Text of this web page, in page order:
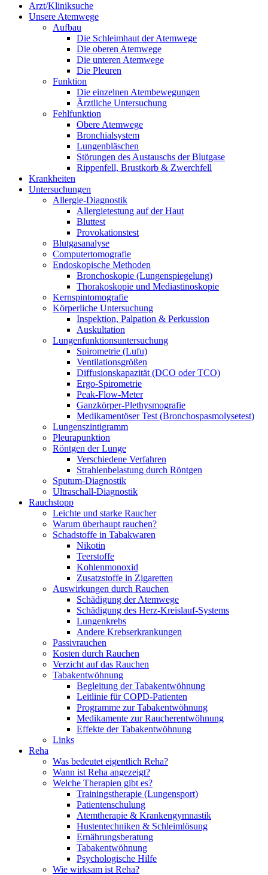
Arzt/Kliniksuche
Unsere Atemwege
Aufbau
Die Schleimhaut der Atemwege
Die oberen Atemwege
Die unteren Atemwege
Die Pleuren
Funktion
Die einzelnen Atembewegungen
Ärztliche Untersuchung
Fehlfunktion
Obere Atemwege
Bronchialsystem
Lungenbläschen
Störungen des Austauschs der Blutgase
Rippenfell, Brustkorb & Zwerchfell
Krankheiten
Untersuchungen
Allergie-Diagnostik
Allergietestung auf der Haut
Bluttest
Provokationstest
Blutgasanalyse
Computertomografie
Endoskopische Methoden
Bronchoskopie (Lungenspiegelung)
Thorakoskopie und Mediastinoskopie
Kernspintomografie
Körperliche Untersuchung
Inspektion, Palpation & Perkussion
Auskultation
Lungenfunktionsuntersuchung
Spirometrie (Lufu)
Ventilationsgrößen
Diffusionskapazität (DCO oder TCO)
Ergo-Spirometrie
Peak-Flow-Meter
Ganzkörper-Plethysmografie
Medikamentöser Test (Bronchospasmolysetest)
Lungenszintigramm
Pleurapunktion
Röntgen der Lunge
Verschiedene Verfahren
Strahlenbelastung durch Röntgen
Sputum-Diagnostik
Ultraschall-Diagnostik
Rauchstopp
Leichte und starke Raucher
Warum überhaupt rauchen?
Schadstoffe in Tabakwaren
Nikotin
Teerstoffe
Kohlenmonoxid
Zusatzstoffe in Zigaretten
Auswirkungen durch Rauchen
Schädigung der Atemwege
Schädigung des Herz-Kreislauf-Systems
Lungenkrebs
Andere Krebserkrankungen
Passivrauchen
Kosten durch Rauchen
Verzicht auf das Rauchen
Tabakentwöhnung
Begleitung der Tabakentwöhnung
Leitlinie für COPD-Patienten
Programme zur Tabakentwöhnung
Medikamente zur Raucherentwöhnung
Effekte der Tabakentwöhnung
Links
Reha
Was bedeutet eigentlich Reha?
Wann ist Reha angezeigt?
Welche Therapien gibt es?
Trainingstherapie (Lungensport)
Patientenschulung
Atemtherapie & Krankengymnastik
Hustentechniken & Schleimlösung
Ernährungsberatung
Tabakentwöhnung
Psychologische Hilfe
Wie wirksam ist Reha?